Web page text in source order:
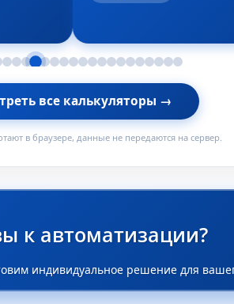
все калькуляторы →
в браузере, данные не передаются на сервер.
к автоматизации?
индивидуальное решение для